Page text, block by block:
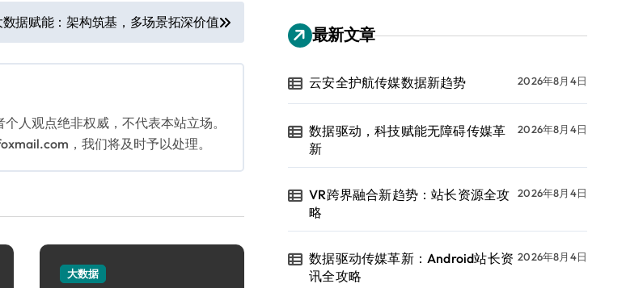
数据赋能：架构筑基，多场景拓深价值
人观点绝非权威，不代表本站立场。
，我们将及时予以处理。
大数据
最新文章
云安全护航传媒数据新趋势 2026年8月4日
数据驱动，科技赋能无障碍传媒革
新
2026年8月4日
VR跨界融合新趋势：站长资源全攻
略
2026年8月4日
数据驱动传媒革新：Android站长资
讯全攻略
2026年8月4日